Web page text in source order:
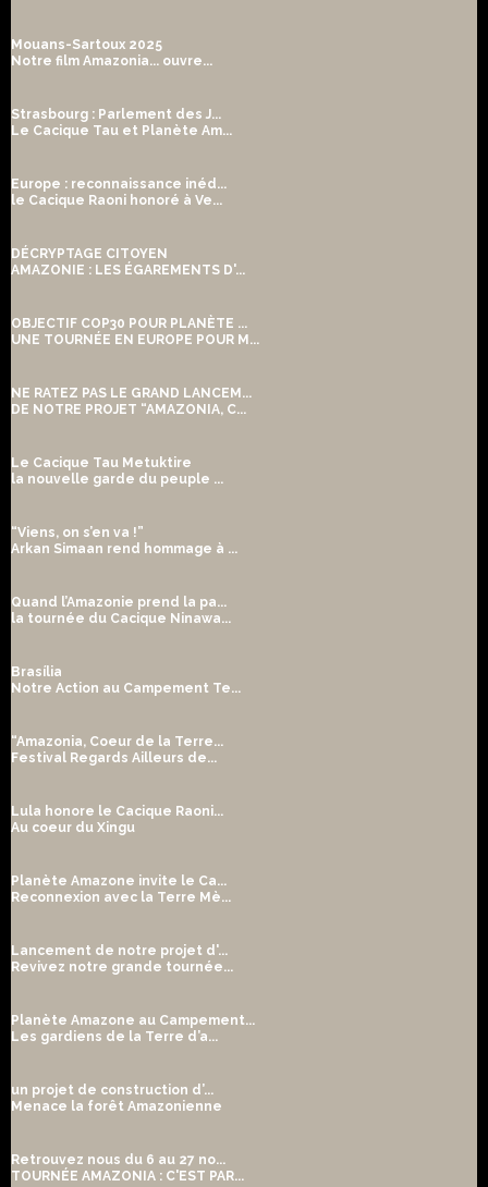
Mouans-Sartoux 2025
Notre film Amazonia... ouvre...
Strasbourg : Parlement des J...
Le Cacique Tau et Planète Am...
Europe : reconnaissance inéd...
le Cacique Raoni honoré à Ve...
DÉCRYPTAGE CITOYEN
AMAZONIE : LES ÉGAREMENTS D'...
OBJECTIF COP30 POUR PLANÈTE ...
UNE TOURNÉE EN EUROPE POUR M...
NE RATEZ PAS LE GRAND LANCEM...
DE NOTRE PROJET “AMAZONIA, C...
Le Cacique Tau Metuktire
la nouvelle garde du peuple ...
“Viens, on s’en va !”
Arkan Simaan rend hommage à ...
Quand l’Amazonie prend la pa...
la tournée du Cacique Ninawa...
Brasília
Notre Action au Campement Te...
“Amazonia, Coeur de la Terre...
Festival Regards Ailleurs de...
Lula honore le Cacique Raoni...
Au coeur du Xingu
Planète Amazone invite le Ca...
Reconnexion avec la Terre Mè...
Lancement de notre projet d'...
Revivez notre grande tournée...
Planète Amazone au Campement...
Les gardiens de la Terre d’a...
un projet de construction d’...
Menace la forêt Amazonienne
Retrouvez nous du 6 au 27 no...
TOURNÉE AMAZONIA : C'EST PAR...